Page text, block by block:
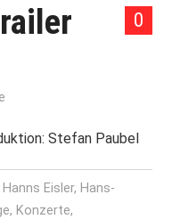
0
Stefan Paubel
Hanns Eisler, Hans-
, Konzerte,